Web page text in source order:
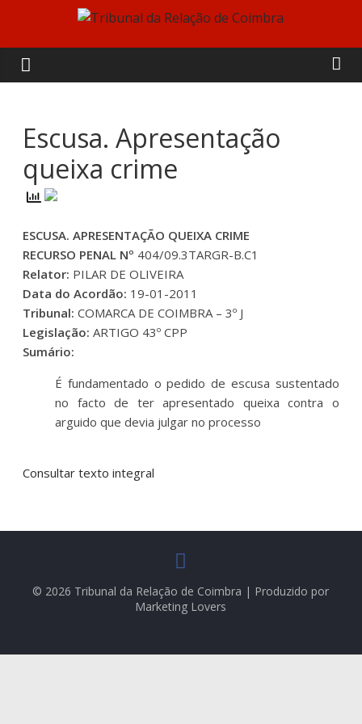
content
Tribunal
da
Relação
de
Coimbra
Escusa. Apresentação
queixa crime
ESCUSA. APRESENTAÇÃO QUEIXA CRIME
RECURSO PENAL Nº 404/09.3TARGR-B.C1
Relator: PILAR DE OLIVEIRA
Data do Acordão: 19-01-2011
Tribunal: COMARCA DE COIMBRA – 3º J
Legislação:ARTIGO 43º CPP
Sumário:
É fundamentado o pedido de escusa sustentado
no facto de ter apresentado queixa contra o
arguido que devia julgar no processo
Consultar texto integral
© 2026 Tribunal da Relação de Coimbra | Produzido por
Marketing Lovers